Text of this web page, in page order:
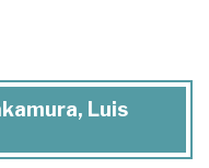
Luis